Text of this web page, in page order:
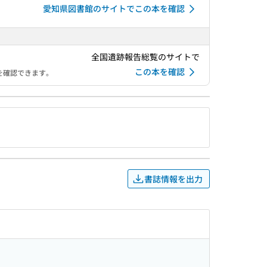
愛知県図書館のサイトでこの本を確認
認できます。
全国遺跡報告総覧のサイトで
この本を確認
書誌情報を出力